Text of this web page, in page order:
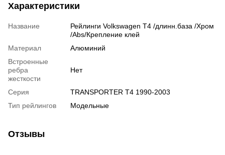
Характеристики
Название
Рейлинги Volkswagen Т4 /длинн.база /Хром
/Abs/Крепление клей
Материал
Алюминий
Встроенные
ребра
жесткости
Нет
Серия
TRANSPORTER T4 1990-2003
Тип рейлингов
Модельные
Отзывы